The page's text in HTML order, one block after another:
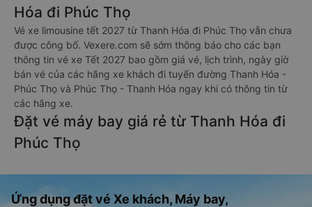
Hóa đi Phúc Thọ
Vé xe limousine tết 2027 từ Thanh Hóa đi Phúc Thọ vẫn chưa
được công bố. Vexere.com sẽ sớm thông báo cho các bạn
thông tin vé xe Tết 2027 bao gồm giá vé, lịch trình, ngày giờ
bán vé của các hãng xe khách đi tuyến đường Thanh Hóa -
Phúc Thọ và Phúc Thọ - Thanh Hóa ngay khi có thông tin từ
các hãng xe.
Đặt vé máy bay giá rẻ từ Thanh Hóa đi
Phúc Thọ
Ứng dụng đặt vé Xe khách, Máy bay,